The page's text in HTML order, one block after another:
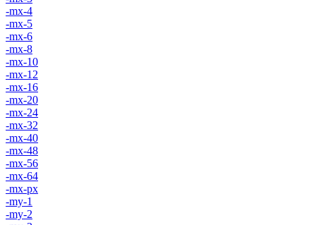
-mx-4
-mx-5
-mx-6
-mx-8
-mx-10
-mx-12
-mx-16
-mx-20
-mx-24
-mx-32
-mx-40
-mx-48
-mx-56
-mx-64
-mx-px
-my-1
-my-2